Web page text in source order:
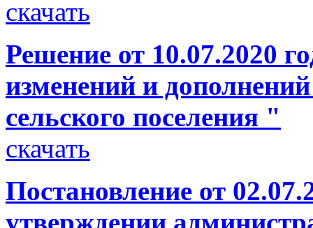
скачать
Решение от 10.07.2020
изменений и
сельского поселения "
скачать
Постановление от
утверждении